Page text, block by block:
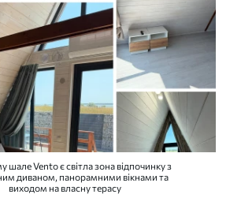
шале Vento є світла зона відпочинку з
диваном, панорамними вікнами та
виходом на власну терасу